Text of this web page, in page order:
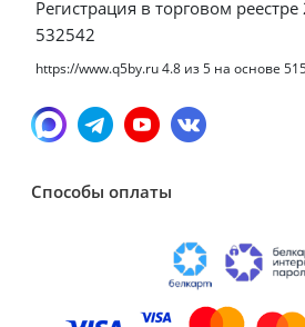
Регистрация в торговом
532542
https://www.q5by.ru4.8 из5 на основе
Способы оплаты